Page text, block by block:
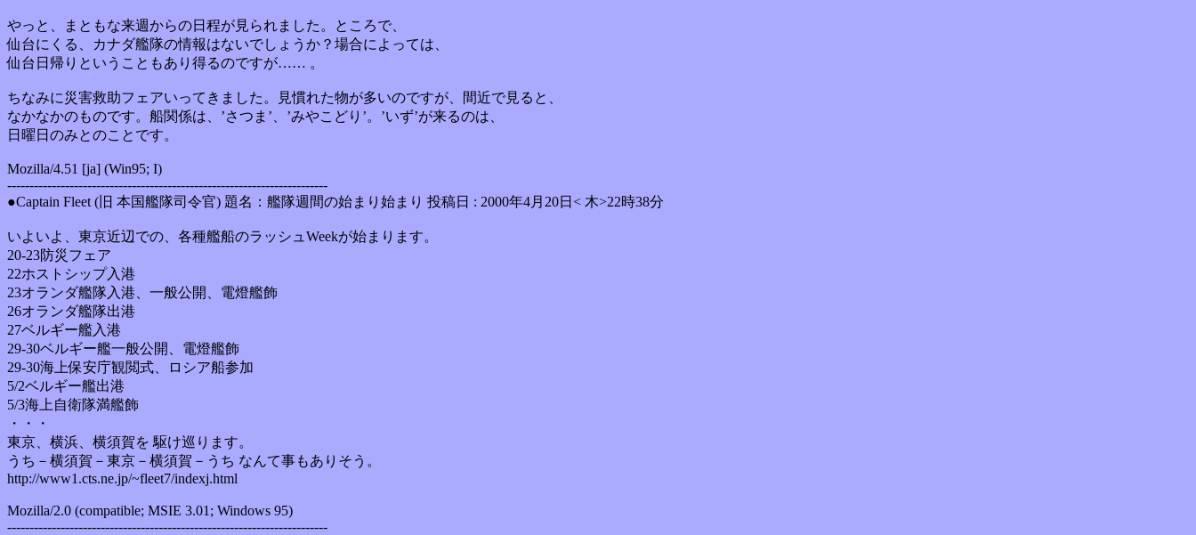
やっと、まともな来週からの日程が見られました。ところで、
仙台にくる、カナダ艦隊の情報はないでしょうか？場合によっては、
仙台日帰りということもあり得るのですが…… 。
ちなみに災害救助フェアいってきました。見慣れた物が多いのですが、間近で見ると、
なかなかのものです。船関係は、’さつま’、’みやこどり’。’いず’が来るのは、
日曜日のみとのことです。
Mozilla/4.51 [ja] (Win95; I)
------------------------------------------------------------------------
●Captain Fleet (旧 本国艦隊司令官) 題名：艦隊週間の始まり始まり 投稿日 : 2000年4月20日< 木>22時38分
いよいよ、東京近辺での、各種艦船のラッシュWeekが始まります。
20-23防災フェア
22ホストシップ入港
23オランダ艦隊入港、一般公開、電燈艦飾
26オランダ艦隊出港
27ベルギー艦入港
29-30ベルギー艦一般公開、電燈艦飾
29-30海上保安庁観閲式、ロシア船参加
5/2ベルギー艦出港
5/3海上自衛隊満艦飾
・・・
東京、横浜、横須賀を 駆け巡ります。
うち－横須賀－東京－横須賀－うち なんて事もありそう。
http://www1.cts.ne.jp/~fleet7/indexj.html
Mozilla/2.0 (compatible; MSIE 3.01; Windows 95)
------------------------------------------------------------------------